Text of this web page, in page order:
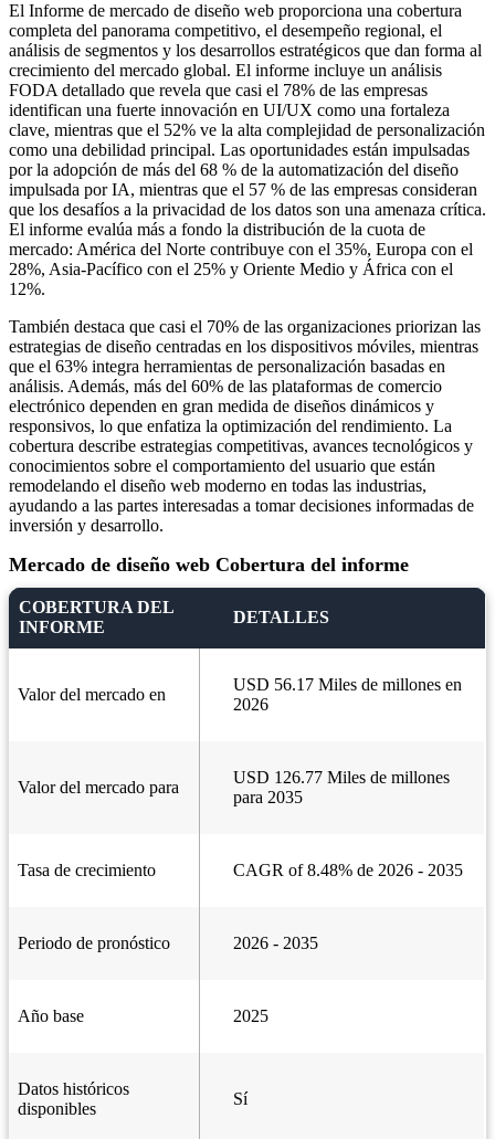
El Informe de mercado de diseño web proporciona una cobertura
completa del panorama competitivo, el desempeño regional, el
análisis de segmentos y los desarrollos estratégicos que dan forma al
crecimiento del mercado global. El informe incluye un análisis
FODA detallado que revela que casi el 78% de las empresas
identifican una fuerte innovación en UI/UX como una fortaleza
clave, mientras que el 52% ve la alta complejidad de personalización
como una debilidad principal. Las oportunidades están impulsadas
por la adopción de más del 68 % de la automatización del diseño
impulsada por IA, mientras que el 57 % de las empresas consideran
que los desafíos a la privacidad de los datos son una amenaza crítica.
El informe evalúa más a fondo la distribución de la cuota de
mercado: América del Norte contribuye con el 35%, Europa con el
28%, Asia-Pacífico con el 25% y Oriente Medio y África con el
12%.
También destaca que casi el 70% de las organizaciones priorizan las
estrategias de diseño centradas en los dispositivos móviles, mientras
que el 63% integra herramientas de personalización basadas en
análisis. Además, más del 60% de las plataformas de comercio
electrónico dependen en gran medida de diseños dinámicos y
responsivos, lo que enfatiza la optimización del rendimiento. La
cobertura describe estrategias competitivas, avances tecnológicos y
conocimientos sobre el comportamiento del usuario que están
remodelando el diseño web moderno en todas las industrias,
ayudando a las partes interesadas a tomar decisiones informadas de
inversión y desarrollo.
Mercado de diseño web Cobertura del informe
COBERTURA DEL
INFORME
DETALLES
Valor del mercado en
USD 56.17 Miles de millones en
2026
Valor del mercado para
USD 126.77 Miles de millones
para 2035
Tasa de crecimiento CAGR of 8.48% de 2026 - 2035
Periodo de pronóstico 2026 - 2035
Año base 2025
Datos históricos
disponibles
Sí